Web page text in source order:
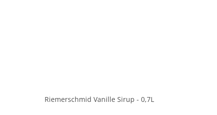
Riemerschmid Vanille Sirup - 0,7L